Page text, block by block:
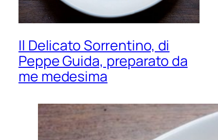
Il Delicato Sorrentino, di
Peppe Guida, preparato da
me medesima